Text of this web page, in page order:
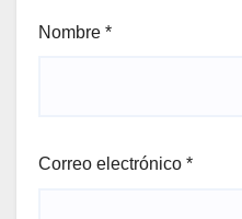
Nombre *
Correo electrónico *